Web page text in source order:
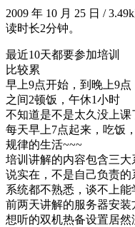
2009 年 10 月 25 日 /
读时长2分钟。
最近10天都要参加培训
比较累
早上9点开始，到晚上9点
之间2顿饭，午休1小时
不知道是不是太久没上
每天早上7点起来，吃饭
规律的生活~~~
培训讲解的内容包含三大
说实在，不是自己负责
系统都不熟悉，谈不上能
前两天讲解的服务器安装
想听的双机热备设置居然